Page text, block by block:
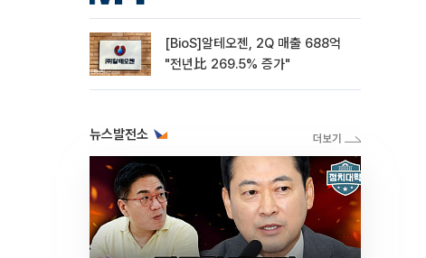
[BioS]알테오젠, 2Q 매출 688억
"전년比 269.5% 증가"
뉴스발전소